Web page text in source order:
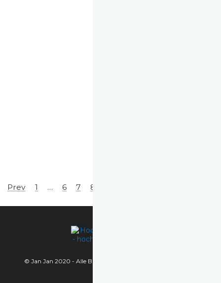
Prev 1 … 6 7 8
© Jan Jan 2020 - Alle Bilder sind urheberrechtlich geschützt.